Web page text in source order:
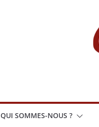
QUI SOMMES-NOUS ?